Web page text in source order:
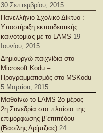
30 Σεπτεμβρίου, 2015
Πανελλήνιο Σχολικό Δίκτυο :
Υποστήριξη εκπαιδευτικής
καινοτομίας με το LAMS 19
Ιουνίου, 2015
Δημιουργώ παιχνίδια στο
Microsoft Kodu –
Προγραμματισμός στο MSKodu
5 Μαρτίου, 2015
Μαθαίνω το LAMS 2ο μέρος –
2η Συνεδρία στα πλαίσια της
επιμόρφωσης β΄επιπέδου
(Βασίλης Δρίμτζιας) 24